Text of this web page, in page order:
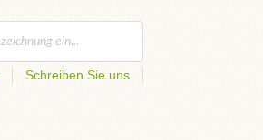
Schreiben Sie uns